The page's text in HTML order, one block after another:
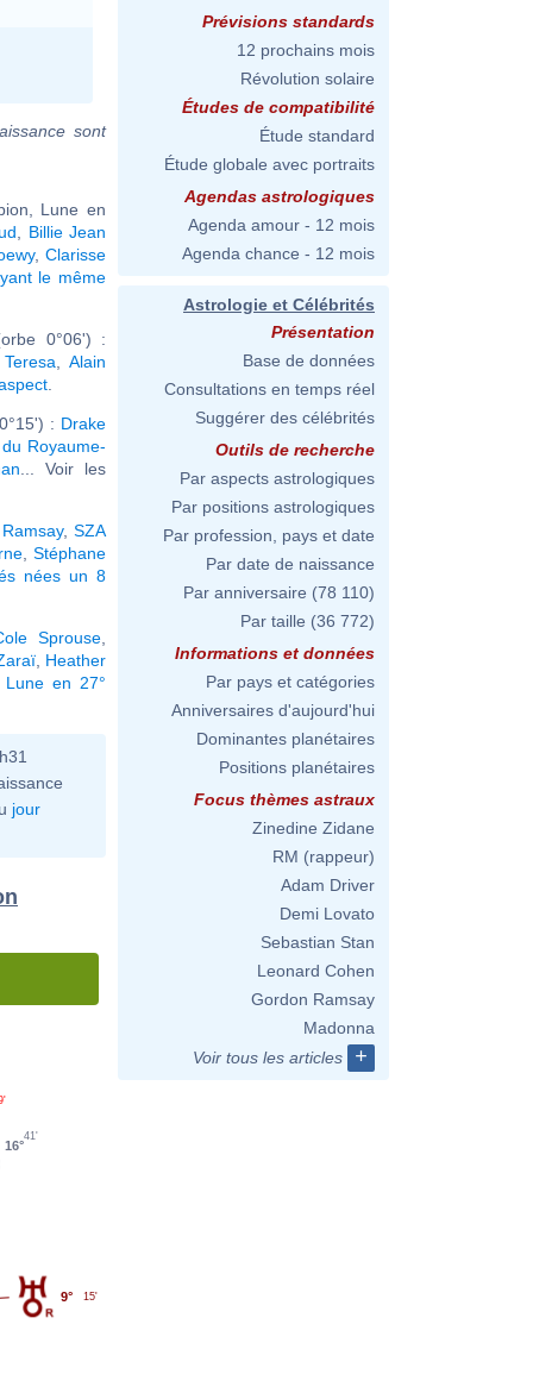
sont
Lune en
Billie Jean
,Clarisse
le même
0°06') :
,Alain
: Drake
Royaume-
... Voir les
,SZA
,Stéphane
nées un 8
Sprouse
, Heather
en 27°
jour
9° 15'
16°
41'
Prévisions standards
12 prochains mois
Révolution solaire
Études de compatibilité
Étude standard
Étude globale avec portraits
Agendas astrologiques
Agenda amour - 12 mois
Agenda chance - 12 mois
Astrologie et Célébrités
Présentation
Base de données
Consultations en temps réel
Suggérer des célébrités
Outils de recherche
Par aspects astrologiques
Par positions astrologiques
Par profession, pays et date
Par date de naissance
Par anniversaire (78 110)
Par taille (36 772)
Informations et données
Par pays et catégories
Anniversaires d'aujourd'hui
Dominantes planétaires
Positions planétaires
Focus thèmes astraux
Zinedine Zidane
RM (rappeur)
Adam Driver
Demi Lovato
Sebastian Stan
Leonard Cohen
Gordon Ramsay
Madonna
Voir tous les articles
+